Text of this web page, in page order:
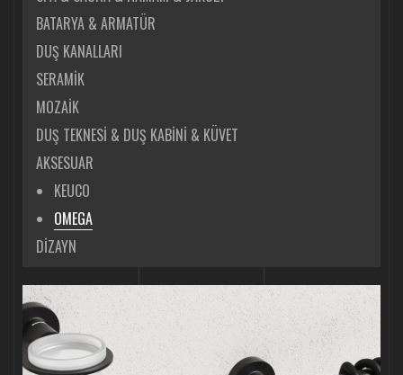
BATARYA & ARMATÜR
DUŞ KANALLARI
SERAMİK
MOZAİK
DUŞ TEKNESİ & DUŞ KABİNİ & KÜVET
AKSESUAR
KEUCO
OMEGA
DİZAYN